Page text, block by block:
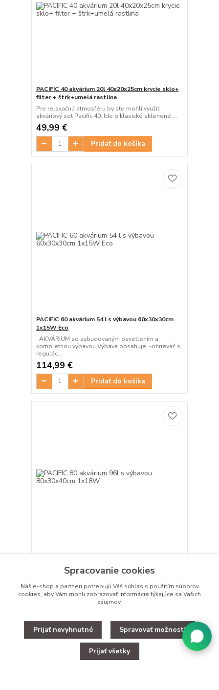
PACIFIC 40 akvárium 20l 40x20x25cm krycie sklo+
filter + štrk+umelá rastlina
Pre relaxačnú atmosféru by ste mohli využiť
akváriový set Pacific 40. Ide o klasické sklenené ...
49,99 €
Pridať do košíka
PACIFIC 60 akvárium 54 l s výbavou 60x30x30cm
1x15W Eco
AKVÁRIUM so zabudovaným osvetlením a
kompletnou výbavou Výbava obsahuje: -ohrievač s
regulác...
114,99 €
Pridať do košíka
AKVÁRIUM so zabudovaným osvetlením a
kompletnou výbavou Výbava obsahuje: -ohrievač s
regulác...
Spracovanie cookies
Náš e-shop a partneri potrebujú Váš súhlas s použitím súborov
cookies, aby Vám mohli zobrazovať informácie týkajúce sa Vašich
záujmov.
Prijať nevyhnutné Spravovať možnosti
Prijať všetky